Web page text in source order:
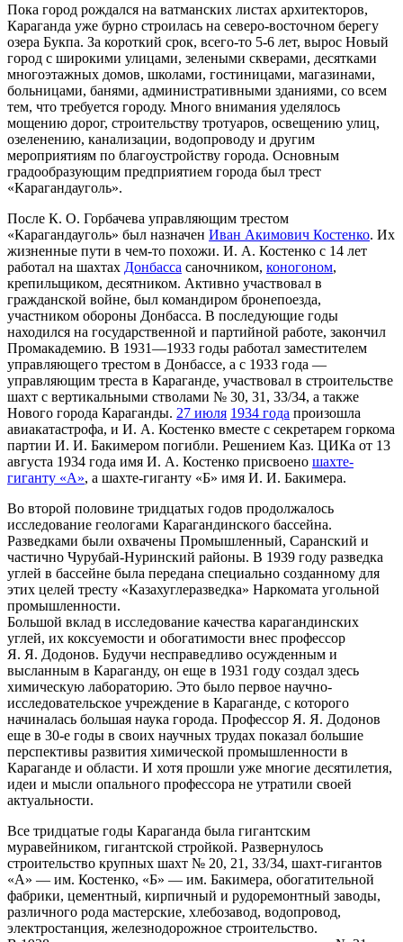
Пока город рождался на ватманских листах архитекторов,
Караганда уже бурно строилась на северо-восточном берегу
озера Букпа. За короткий срок, всего-то 5-6 лет, вырос Новый
город с широкими улицами, зелеными скверами, десятками
многоэтажных домов, школами, гостиницами, магазинами,
больницами, банями, административными зданиями, со всем
тем, что требуется городу. Много внимания уделялось
мощению дорог, строительству тротуаров, освещению улиц,
озеленению, канализации, водопроводу и другим
мероприятиям по благоустройству города. Основным
градообразующим предприятием города был трест
«Карагандауголь».
После К. О. Горбачева управляющим трестом
«Карагандауголь» был назначен Иван Акимович Костенко. Их
жизненные пути в чем-то похожи. И. А. Костенко с 14 лет
работал на шахтах Донбасса саночником, коногоном,
крепильщиком, десятником. Активно участвовал в
гражданской войне, был командиром бронепоезда,
участником обороны Донбасса. В последующие годы
находился на государственной и партийной работе, закончил
Промакадемию. В 1931—1933 годы работал заместителем
управляющего трестом в Донбассе, а с 1933 года —
управляющим треста в Караганде, участвовал в строительстве
шахт с вертикальными стволами № 30, 31, 33/34, а также
Нового города Караганды. 27 июля 1934 года произошла
авиакатастрофа, и И. А. Костенко вместе с секретарем горкома
партии И. И. Бакимером погибли. Решением Каз. ЦИКа от 13
августа 1934 года имя И. А. Костенко присвоено шахте-
гиганту «А», а шахте-гиганту «Б» имя И. И. Бакимера.
Во второй половине тридцатых годов продолжалось
исследование геологами Карагандинского бассейна.
Разведками были охвачены Промышленный, Саранский и
частично Чурубай-Нуринский районы. В 1939 году разведка
углей в бассейне была передана специально созданному для
этих целей тресту «Казахуглеразведка» Наркомата угольной
промышленности.
Большой вклад в исследование качества карагандинских
углей, их коксуемости и обогатимости внес профессор
Я. Я. Додонов. Будучи несправедливо осужденным и
высланным в Караганду, он еще в 1931 году создал здесь
химическую лабораторию. Это было первое научно-
исследовательское учреждение в Караганде, с которого
начиналась большая наука города. Профессор Я. Я. Додонов
еще в 30-е годы в своих научных трудах показал большие
перспективы развития химической промышленности в
Караганде и области. И хотя прошли уже многие десятилетия,
идеи и мысли опального профессора не утратили своей
актуальности.
Все тридцатые годы Караганда была гигантским
муравейником, гигантской стройкой. Развернулось
строительство крупных шахт № 20, 21, 33/34, шахт-гигантов
«А» — им. Костенко, «Б» — им. Бакимера, обогатительной
фабрики, цементный, кирпичный и рудоремонтный заводы,
различного рода мастерские, хлебозавод, водопровод,
электростанция, железнодорожное строительство.